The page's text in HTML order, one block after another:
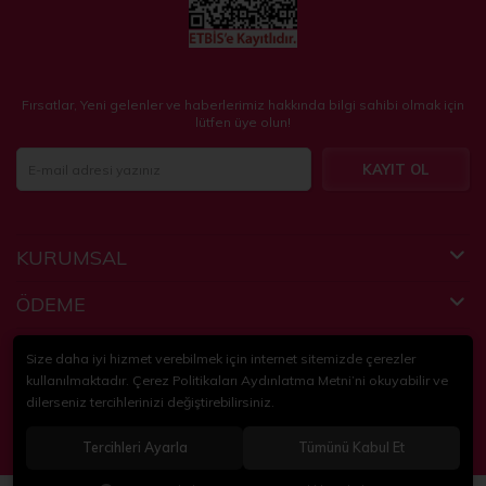
Fırsatlar, Yeni gelenler ve haberlerimiz hakkında bilgi sahibi olmak için
lütfen üye olun!
KAYIT OL
KURUMSAL
ÖDEME
FAYDALI BİLGİLER
© 2018-2024KidsPartim. Tüm hakları saklıdır.
Size daha iyi hizmet verebilmek için internet sitemizde çerezler
kullanılmaktadır. Çerez Politikaları Aydınlatma Metni’ni okuyabilir ve
dilerseniz tercihlerinizi değiştirebilirsiniz.
Tercihleri Ayarla Tümünü Kabul Et